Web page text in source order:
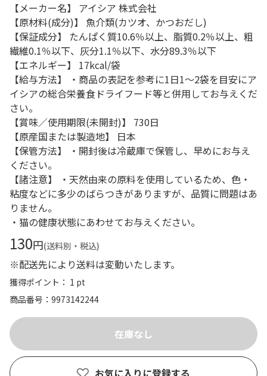
【メーカー名】 アイシア 株式会社
【原材料(成分)】 魚介類(カツオ、かつおだし)
【保証成分】 たんぱく質10.6％以上、脂質0.2％以上、粗
繊維0.1％以下、灰分1.1％以下、水分89.3％以下
【エネルギー】 17kcal/袋
【給与方法】 ・商品の表記を参考に1日1～2袋を目安にア
イシアの総合栄養食ドライフード等と併用してお与えくだ
さい。
【賞味／使用期限(未開封)】 730日
【原産国または製造地】 日本
【保管方法】 ・開封後は冷蔵庫で保管し、早めにお与え
ください。
【諸注意】 ・天然由来の原料を使用しているため、色・
粘度などに多少のばらつきがありますが、品質に問題はあ
りません。
・猫の健康状態にあわせてお与えください。
130円(送料別・税込)
※配送先により送料は変動いたします。
獲得ポイント： 1 pt
商品番号
9973142244
お気に入りに登録する